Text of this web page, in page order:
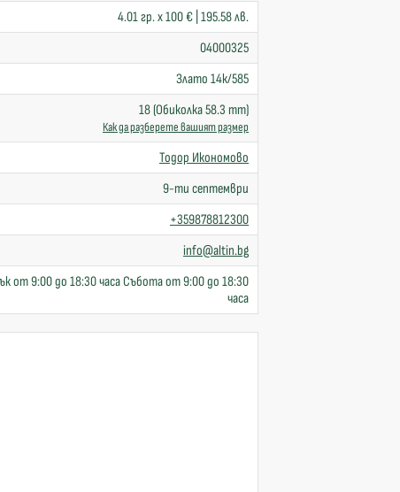
4.01 гр. x 100 € | 195.58 лв.
04000325
Злато 14к/585
18 (Обиколка 58.3 mm)
Как да разберете вашият размер
Тодор Икономово
9-ти септември
+359878812300
info@altin.bg
от 9:00 до 18:30 часа Събота от 9:00 до 18:30
часа